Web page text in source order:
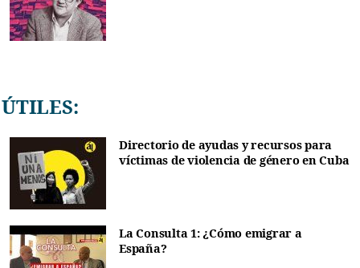
ÚTILES:
Directorio de ayudas y recursos para
víctimas de violencia de género en Cuba
La Consulta 1: ¿Cómo emigrar a
España?